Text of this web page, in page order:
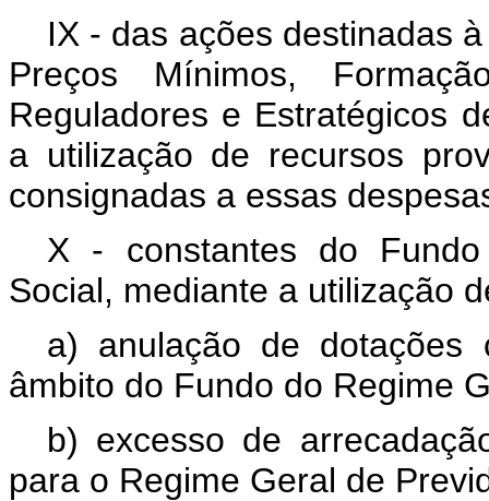
IX - das ações destinadas
Preços Mínimos,
Reguladores e Estratégicos
a utilização de recursos
consignadas a essas
X - constantes do
Social, mediante a utilização
a) anulação de dotações
âmbito do Fundo do Regime
b) excesso de
para o Regime Geral de